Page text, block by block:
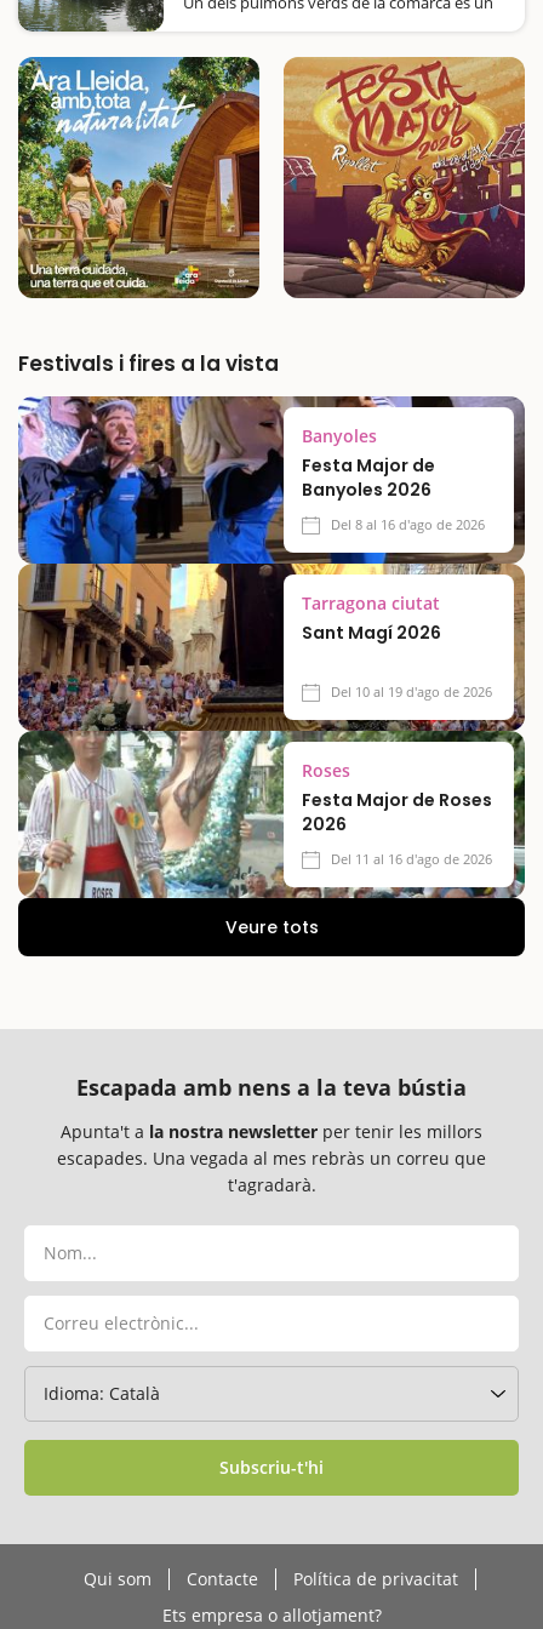
de vies de comunicació i poblacions
metropolitanes, emergeix un oasi de verdor
que els habitants de Sant Joan Despí,…
Festivals i fires a la vista
Banyoles
Festa Major de
Banyoles 2026
Del 8 al 16 d'ago de 2026
Tarragona ciutat
Sant Magí 2026
Del 10 al 19 d'ago de 2026
Roses
Festa Major de Roses
2026
Del 11 al 16 d'ago de 2026
Veure tots
Escapada amb nens a la teva bústia
Apunta't a la nostra newsletter per tenir les millors
escapades. Una vegada al mes rebràs un correu que
t'agradarà.
Subscriu-t'hi
Qui som Contacte
Política de privacitat
Ets empresa o allotjament?